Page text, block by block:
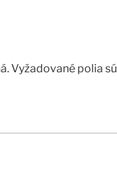
Vyžadované polia sú